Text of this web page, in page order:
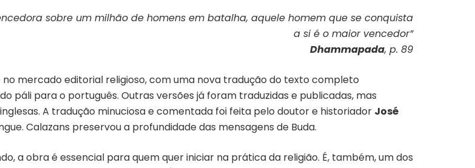
sobre um milhão de homens em batalha, aquele homem que se conquista
a si é o maior vencedor”
Dhammapada, p. 89
mercado editorial religioso, com uma nova tradução do texto completo
páli para o português. Outras versões já foram traduzidas e publicadas, mas
A tradução minuciosa e comentada foi feita pelo doutor e historiador José
Calazans preservou a profundidade das mensagens de Buda.
a obra é essencial para quem quer iniciar na prática da religião. É, também, um dos